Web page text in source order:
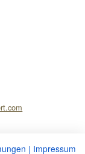
| Impressum